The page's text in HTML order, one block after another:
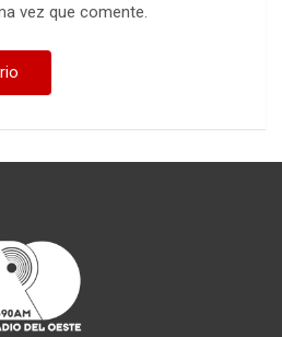
vez que comente.